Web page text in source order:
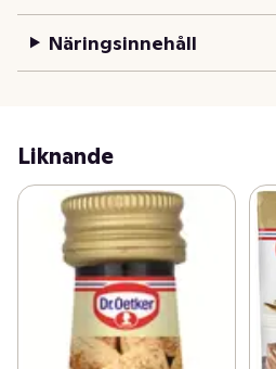
Näringsinnehåll
Liknande